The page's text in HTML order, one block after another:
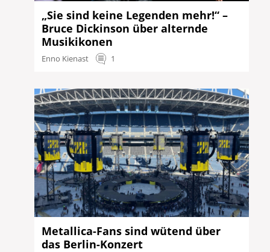
„Sie sind keine Legenden mehr!“ –
Bruce Dickinson über alternde
Musikikonen
Enno Kienast 1
Metallica-Fans sind wütend über
das Berlin-Konzert